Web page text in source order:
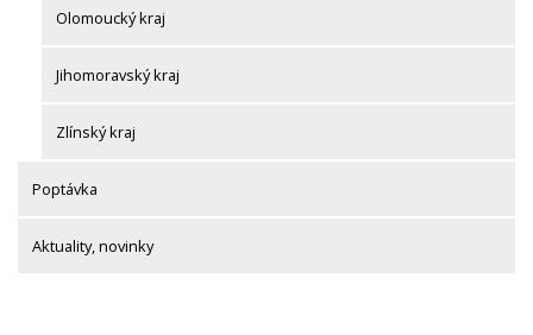
Olomoucký kraj
Jihomoravský kraj
Zlínský kraj
Poptávka
Aktuality, novinky